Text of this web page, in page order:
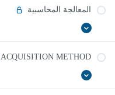
المعالجة المحاسبية
عرض
الكل
المعالجة
المحاسبية
ACQUISITION METHOD
عرض
الكل
ACQUISITION
METHOD